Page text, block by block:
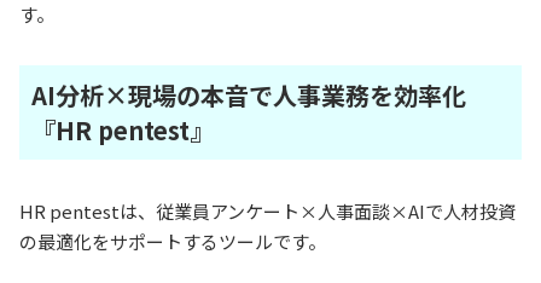
す。
AI分析×現場の本音で人事業務を効率化
『HR pentest』
HR pentestは、従業員アンケート×人事面談×AIで人材投資
の最適化をサポートするツールです。